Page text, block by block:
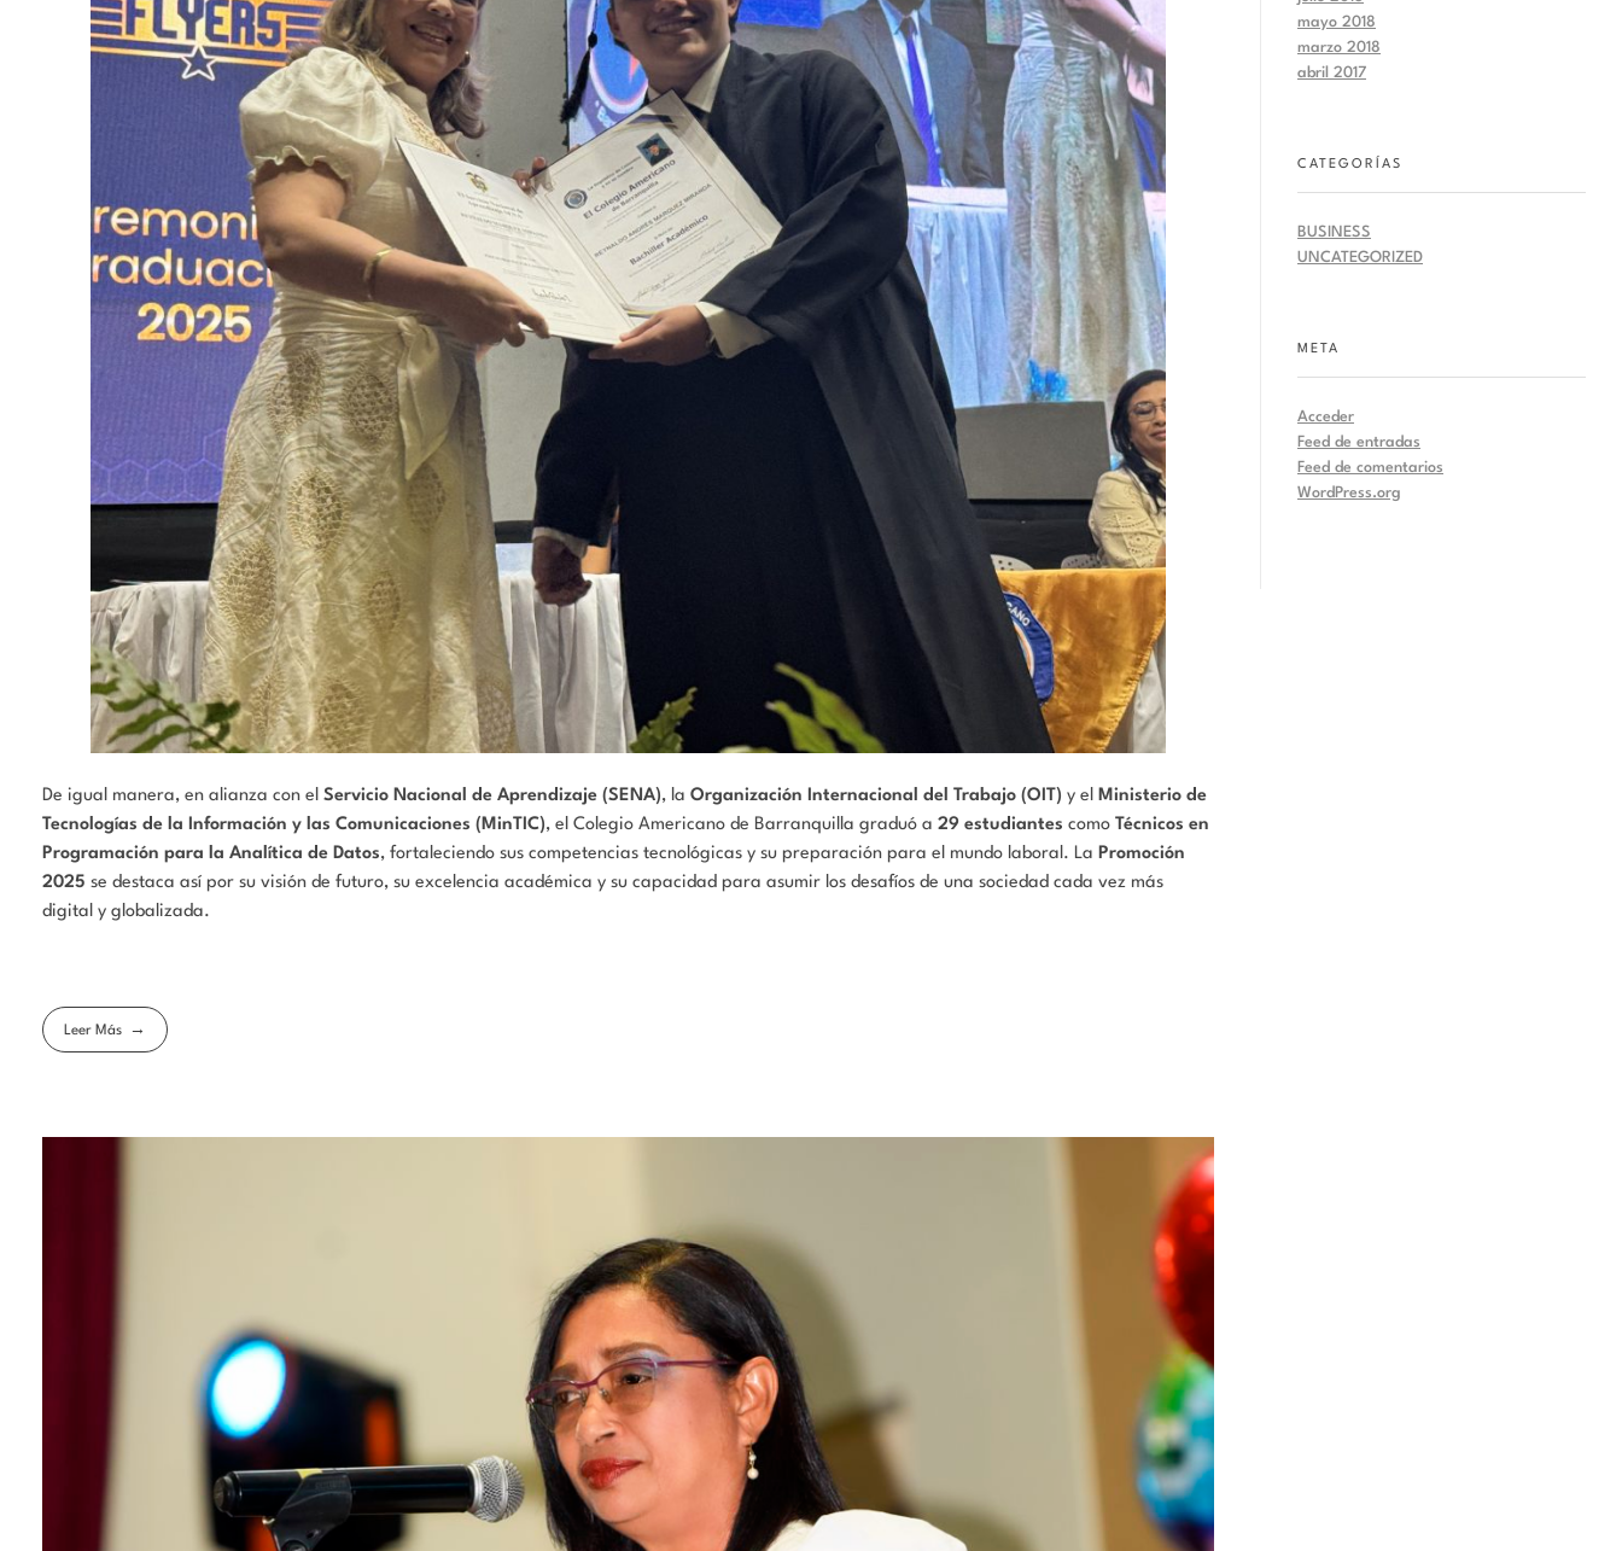
De igual manera, en alianza con el Servicio Nacional de Aprendizaje (SENA), la Organización Internacional del Trabajo (OIT) y el Ministerio de
Tecnologías de la Información y las Comunicaciones (MinTIC), el Colegio Americano de Barranquilla graduó a 29 estudiantes como Técnicos en
Programación para la Analítica de Datos, fortaleciendo sus competencias tecnológicas y su preparación para el mundo laboral. La Promoción
2025 se destaca así por su visión de futuro, su excelencia académica y su capacidad para asumir los desafíos de una sociedad cada vez más
digital y globalizada.
Leer Más
mayo 2018
marzo 2018
abril 2017
CATEGORÍAS
BUSINESS
UNCATEGORIZED
META
Acceder
Feed de entradas
Feed de comentarios
WordPress.org